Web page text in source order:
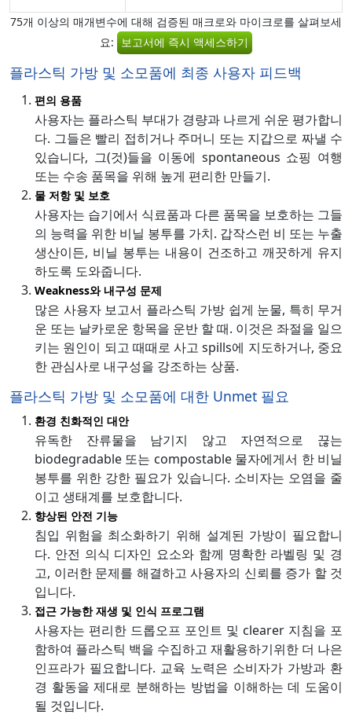
75개 이상의 매개변수에 대해 검증된 매크로와 마이크로를 살펴보세
요: 보고서에 즉시 액세스하기
플라스틱 가방 및 소모품에 최종 사용자 피드백
편의 용품
사용자는 플라스틱 부대가 경량과 나르게 쉬운 평가합니
다. 그들은 빨리 접히거나 주머니 또는 지갑으로 짜낼 수
있습니다, 그(것)들을 이동에 spontaneous 쇼핑 여행
또는 수송 품목을 위해 높게 편리한 만들기.
물 저항 및 보호
사용자는 습기에서 식료품과 다른 품목을 보호하는 그들
의 능력을 위한 비닐 봉투를 가치. 갑작스런 비 또는 누출
생산이든, 비닐 봉투는 내용이 건조하고 깨끗하게 유지
하도록 도와줍니다.
Weakness와 내구성 문제
많은 사용자 보고서 플라스틱 가방 쉽게 눈물, 특히 무거
운 또는 날카로운 항목을 운반 할 때. 이것은 좌절을 일으
키는 원인이 되고 때때로 사고 spills에 지도하거나, 중요
한 관심사로 내구성을 강조하는 상품.
플라스틱 가방 및 소모품에 대한 Unmet 필요
환경 친화적인 대안
유독한 잔류물을 남기지 않고 자연적으로 끊는
biodegradable 또는 compostable 물자에게서 한 비닐
봉투를 위한 강한 필요가 있습니다. 소비자는 오염을 줄
이고 생태계를 보호합니다.
향상된 안전 기능
침입 위험을 최소화하기 위해 설계된 가방이 필요합니
다. 안전 의식 디자인 요소와 함께 명확한 라벨링 및 경
고, 이러한 문제를 해결하고 사용자의 신뢰를 증가 할 것
입니다.
접근 가능한 재생 및 인식 프로그램
사용자는 편리한 드롭오프 포인트 및 clearer 지침을 포
함하여 플라스틱 백을 수집하고 재활용하기위한 더 나은
인프라가 필요합니다. 교육 노력은 소비자가 가방과 환
경 활동을 제대로 분해하는 방법을 이해하는 데 도움이
될 것입니다.